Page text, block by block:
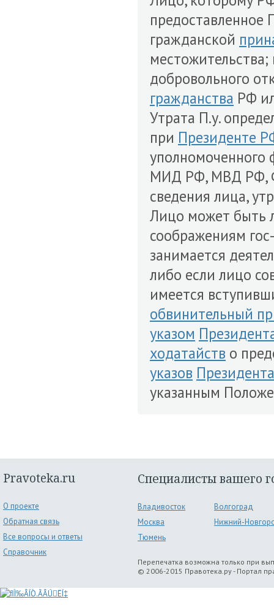
предоставленное
гражданской
добровольного
гражданства РФ
Утрата П.у.
при Президенте
уполномоченного
МИД РФ, МВД РФ,
сведения лица,
Лицо может быть
соображениям
занимается
либо если лицо
имеется
обвинительный
указом
ходатайств о
указов
указанным
Pravoteka.ru
О проекте
Обратная связь
Все вопросы и ответы
Справочник
Специалисты вашего
Владивосток
Волгоград
Москва
Нижний-
Тюмень
Перепечатка возможна только при
© 2006-2015 Правотека.ру - Портал